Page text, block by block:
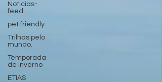
Noticias-
feed
pet friendly
Trilhas pelo
mundo.
Temporada
de inverno
ETIAS